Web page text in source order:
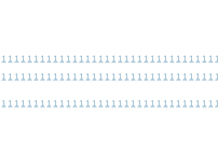
1 1 1 1 1 1 1 1 1 1 1 1 1 1 1 1 1 1 1 1 1 1 1 1 1 1 1 1 1 1 1 1 1
1 1 1 1 1 1 1 1 1 1 1 1 1 1 1 1 1 1 1 1 1 1 1 1 1 1 1 1 1 1 1 1 1
1 1 1 1 1 1 1 1 1 1 1 1 1 1 1 1 1 1 1 1 1 1 1 1 1 1 1 1 1 1 1 1 1